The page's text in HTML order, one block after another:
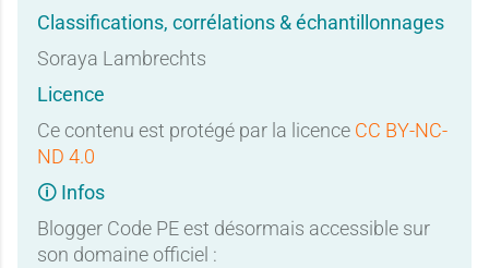
Classifications, corrélations & échantillonnages
Soraya Lambrechts
Licence
Ce contenu est protégé par la licence CC BY-NC-
ND 4.0
🛈 Infos
Blogger Code PE est désormais accessible sur
son domaine officiel :